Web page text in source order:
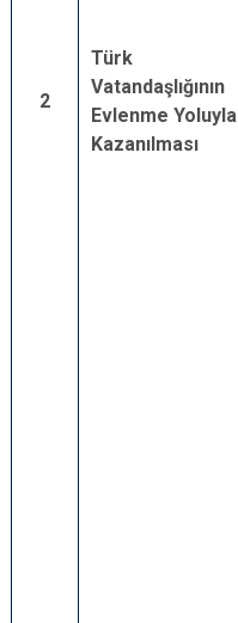
2
Türk
Vatandaşlığının
Evlenme Yoluyla
Kazanılması